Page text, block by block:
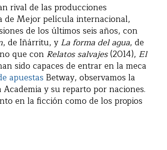
rival de las producciones
de Mejor película internacional,
de los últimos seis años, con
, de Iñárritu, y La forma del agua, de
que con Relatos salvajes(2014), El
sido capaces de entrar en la meca
apuestas Betway, observamos la
y su reparto por naciones.
en la ficción como de los propios